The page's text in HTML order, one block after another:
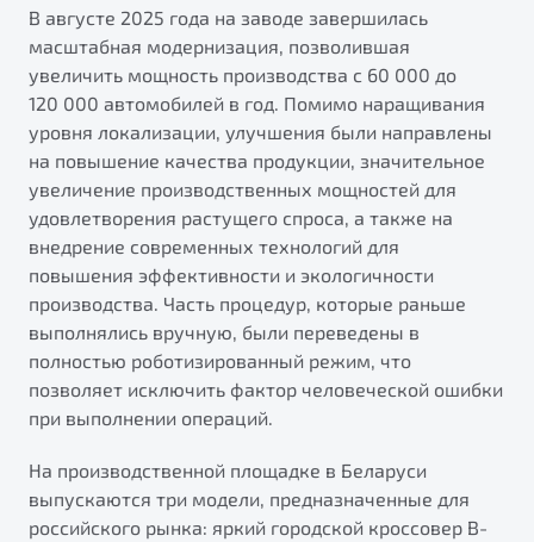
от 1 699 990 ₽*
Обзор В наличии
X70
Универсальный кроссовер
Обзор В наличии
автомобиля Belgee
Подробно
Автомобили в наличии
Тест-драйв
Автокредит
Спецпредложения
Belgee Клуб
Belgee Плюс
Реферальная программа
Клиентская поддержка
Будьте еще более уверены на дорогах с программой
В августе 2025 года на заводе завершилась
масштабная модернизация, позволившая
увеличить мощность производства с 60 000 до
120 000 автомобилей в год. Помимо наращивания
уровня локализации, улучшения были направлены
на повышение качества продукции, значительное
увеличение производственных мощностей для
удовлетворения растущего спроса, а также на
внедрение современных технологий для
повышения эффективности и экологичности
производства. Часть процедур, которые раньше
выполнялись вручную, были переведены в
полностью роботизированный режим, что
позволяет исключить фактор человеческой ошибки
при выполнении операций.
На производственной площадке в Беларуси
выпускаются три модели, предназначенные для
российского рынка: яркий городской кроссовер B-